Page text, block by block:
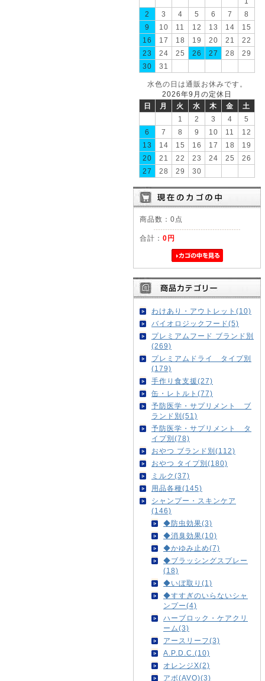
2
3 4 5 6 7
8
9
10 11 12 13 14
15
16
17 18 19 20 21
22
23
24 25 26 27 28
29
30
31
水色の日は通販お休みです。
2026年9月の定休日
日
月 火 水 木 金
土
1
2 3 4
5
6
7 8 9 10 11
12
13
14 15 16 17 18
19
20
21 22 23 24 25
26
27
28 29 30
商品数：0点
合計： 0円
わけあり・アウトレット(10)
バイオロジックフード(5)
プレミアムフード ブランド別
(269)
プレミアムドライ タイプ別
(179)
手作り食支援(27)
缶・レトルト(77)
予防医学・サプリメント ブ
ランド別(51)
予防医学・サプリメント タ
イプ別(78)
おやつ ブランド別(112)
おやつ タイプ別(180)
ミルク(37)
用品各種(145)
シャンプー・スキンケア
(146)
◆防虫効果(3)
◆消臭効果(10)
◆かゆみ止め(7)
◆ブラッシングスプレー
(18)
◆いぼ取り(1)
◆すすぎのいらないシャ
ンプー(4)
ハーブロック・ケアクリ
ーム(3)
アースリーフ(3)
A.P.D.C.(10)
オレンジX(2)
アボ(AVO)(3)